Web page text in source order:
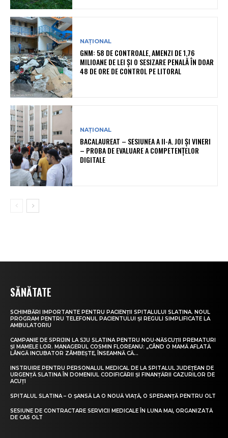
NAȚIONAL
GNM: 58 DE CONTROALE, AMENZI DE 1,76
MILIOANE DE LEI ȘI O SESIZARE PENALĂ ÎN DOAR
48 DE ORE DE CONTROL PE LITORAL
NAȚIONAL
BACALAUREAT – SESIUNEA A II-A. JOI ȘI VINERI
– PROBA DE EVALUARE A COMPETENȚELOR
DIGITALE
SĂNĂTATE
SCHIMBĂRI IMPORTANTE PENTRU PACIENȚII SPITALULUI SLATINA. NOUL
PROGRAM PENTRU TELEFONUL PACIENTULUI ȘI REGULI SIMPLIFICATE LA
AMBULATORIU
CAMPANIE DE SPRIJIN LA SJU SLATINA PENTRU NOU-NĂSCUȚII PREMATURI
ȘI MAMELE LOR. MANAGERUL COSMIN FLOREANU: „CÂND O MAMĂ AFLATĂ
LÂNGĂ INCUBATOR ZÂMBEȘTE, ÎNSEAMNĂ CĂ...
INSTRUIRE PENTRU PERSONALUL MEDICAL DE LA SPITALUL JUDEȚEAN DE
URGENȚĂ SLATINA ÎN DOMENIUL CODIFICĂRII ȘI FINANȚĂRII CAZURILOR DE
ACUȚI
SPITALUL SLATINA – O ȘANSĂ LA O NOUĂ VIAȚĂ, O SPERANȚĂ PENTRU OLT
SESIUNE DE CONTRACTARE SERVICII MEDICALE ÎN LUNA MAI, ORGANIZATĂ
DE CAS OLT